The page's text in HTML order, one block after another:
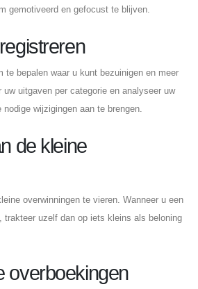
gemotiveerd en gefocust te blijven.
te bepalen waar u kunt bezuinigen en meer
uw uitgaven per categorie en analyseer uw
nodige wijzigingen aan te brengen.
de kleine
overwinningen te vieren. Wanneer u een
trakteer uzelf dan op iets kleins als beloning
overboekingen